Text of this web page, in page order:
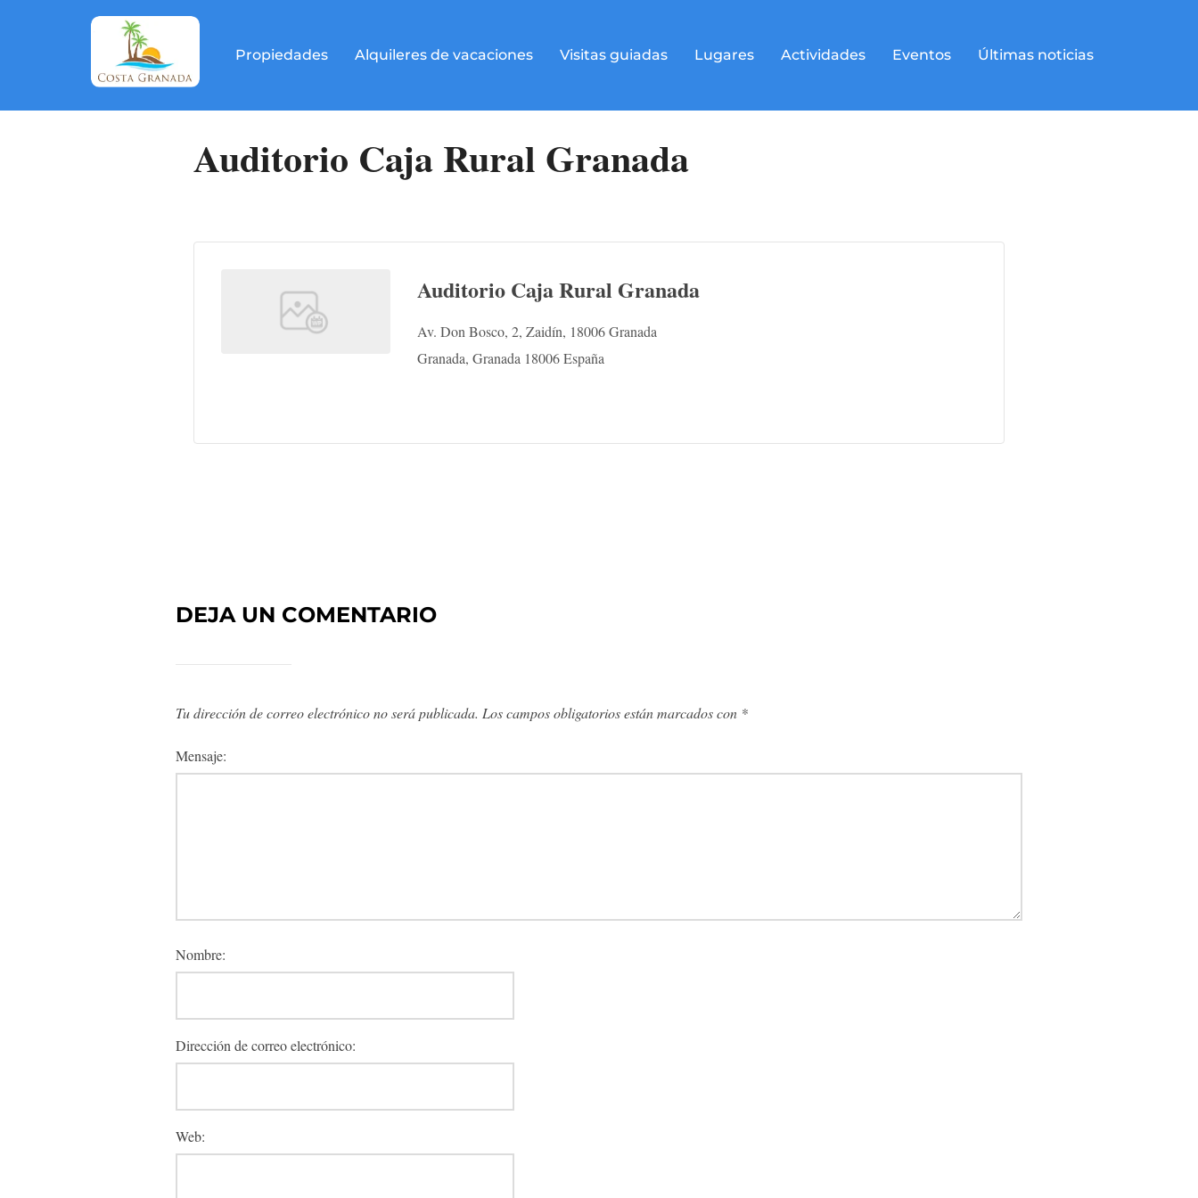
Propiedades Alquileres de vacaciones Visitas guiadas Lugares Actividades Eventos Últimas noticias
Auditorio Caja Rural Granada
Auditorio Caja Rural Granada
Av. Don Bosco, 2, Zaidín, 18006 Granada
Granada, Granada 18006 España
DEJA UN COMENTARIO
Tu dirección de correo electrónico no será publicada. Los campos obligatorios están marcados con *
Mensaje:
Nombre:
Dirección de correo electrónico:
Web: